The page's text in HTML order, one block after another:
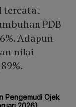
tercatat
PDB
Adapun
nilai